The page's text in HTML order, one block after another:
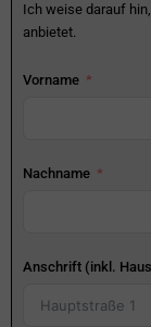
Ich weise darauf
anbietet.
Vorname
Nachname
Anschrift (inkl.